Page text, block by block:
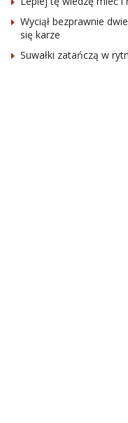
Wyciął bezprawnie
się karze
Suwałki zatańczą w